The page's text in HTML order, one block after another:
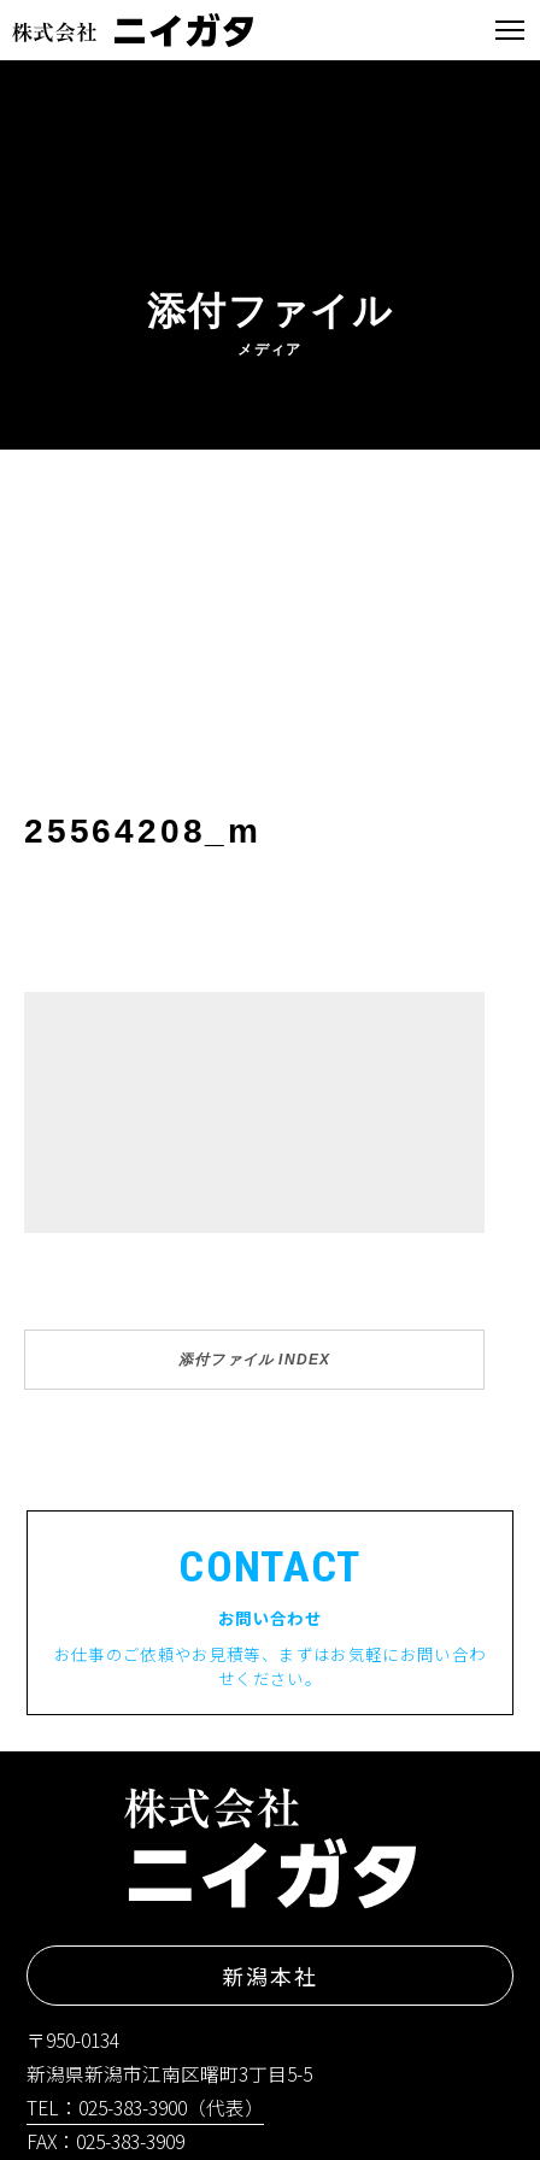
添付ファイル
メディア
25564208_m
添付ファイル INDEX
CONTACT
お問い合わせ
お仕事のご依頼やお見積等、まずはお気軽にお問い合わ
せください。
新潟本社
〒950-0134
新潟県新潟市江南区曙町3丁目5-5
TEL：025-383-3900（代表）
FAX：025-383-3909